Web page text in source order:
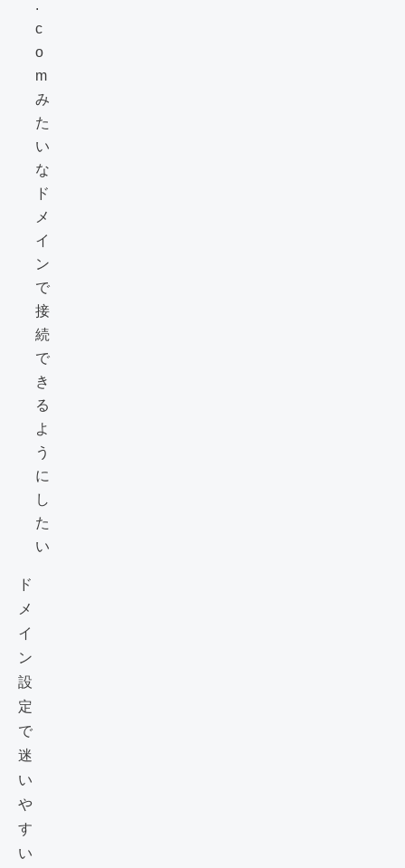
.
c
o
m
み
た
い
な
ド
メ
イ
ン
で
接
続
で
き
る
よ
う
に
し
た
い
ド
メ
イ
ン
設
定
で
迷
い
や
す
い